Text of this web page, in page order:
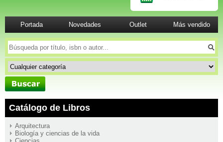
Portada Novedades Outlet Más vendido
Catálogo de Libros
Arquitectura
Biología y ciencias de la vida